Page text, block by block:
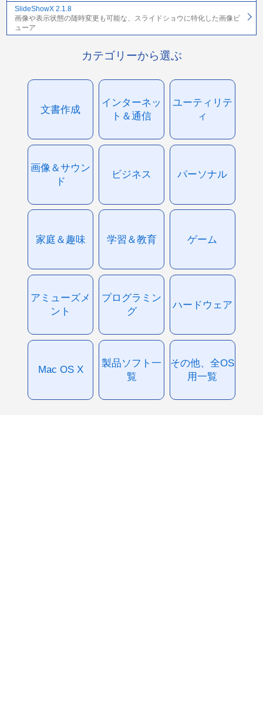
SlideShowX 2.1.8
画像や表示状態の随時変更も可能な、スライドショウに特化した画像ビ
ューア
カテゴリーから選ぶ
文書作成
インターネッ
ト＆通信
ユーティリテ
ィ
画像＆サウン
ド
ビジネス パーソナル
家庭＆趣味 学習＆教育 ゲーム
アミューズメ
ント
プログラミン
グ
ハードウェア
Mac OS X
製品ソフト一
覧
その他、全OS
用一覧